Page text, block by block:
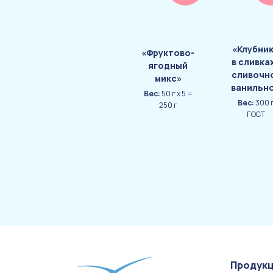
«Фруктово-
ягодный
микс»
Вес: 50 г х 5 =
250 г
в
Вес:300
ГОСТ